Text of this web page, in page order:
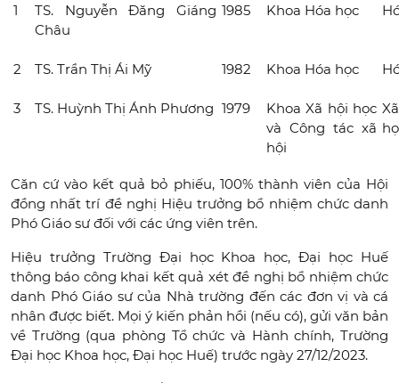
1
TS. Nguyễn Đăng Giáng
Châu
1985 Khoa Hóa học
2 TS. Trần Thị Ái Mỹ 1982 Khoa Hóa học
3 TS. Huỳnh Thị Ánh Phương 1979
Khoa Xã hội học
và Công tác xã
hội
Căn cứ vào kết quả bỏ phiếu, 100% thành viên của Hội
đồng nhất trí đề nghị Hiệu trưởng bổ nhiệm chức danh
Phó Giáo sư đối với các ứng viên trên.
Hiệu trưởng Trường Đại học Khoa học, Đại học Huế
thông báo công khai kết quả xét đề nghị bổ nhiệm chức
danh Phó Giáo sư của Nhà trường đến các đơn vị và cá
nhân được biết. Mọi ý kiến phản hồi (nếu có), gửi văn bản
về Trường (qua phòng Tổ chức và Hành chính, Trường
Đại học Khoa học, Đại học Huế) trước ngày 27/12/2023.